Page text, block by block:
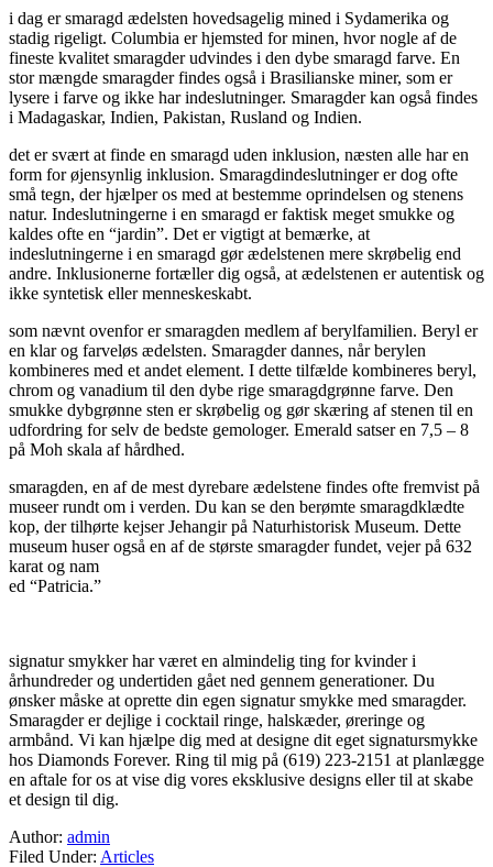
i dag er smaragd ædelsten hovedsagelig mined i Sydamerika og
stadig rigeligt. Columbia er hjemsted for minen, hvor nogle af de
fineste kvalitet smaragder udvindes i den dybe smaragd farve. En
stor mængde smaragder findes også i Brasilianske miner, som er
lysere i farve og ikke har indeslutninger. Smaragder kan også findes
i Madagaskar, Indien, Pakistan, Rusland og Indien.
det er svært at finde en smaragd uden inklusion, næsten alle har en
form for øjensynlig inklusion. Smaragdindeslutninger er dog ofte
små tegn, der hjælper os med at bestemme oprindelsen og stenens
natur. Indeslutningerne i en smaragd er faktisk meget smukke og
kaldes ofte en “jardin”. Det er vigtigt at bemærke, at
indeslutningerne i en smaragd gør ædelstenen mere skrøbelig end
andre. Inklusionerne fortæller dig også, at ædelstenen er autentisk og
ikke syntetisk eller menneskeskabt.
som nævnt ovenfor er smaragden medlem af berylfamilien. Beryl er
en klar og farveløs ædelsten. Smaragder dannes, når berylen
kombineres med et andet element. I dette tilfælde kombineres beryl,
chrom og vanadium til den dybe rige smaragdgrønne farve. Den
smukke dybgrønne sten er skrøbelig og gør skæring af stenen til en
udfordring for selv de bedste gemologer. Emerald satser en 7,5 – 8
på Moh skala af hårdhed.
smaragden, en af de mest dyrebare ædelstene findes ofte fremvist på
museer rundt om i verden. Du kan se den berømte smaragdklædte
kop, der tilhørte kejser Jehangir på Naturhistorisk Museum. Dette
museum huser også en af de største smaragder fundet, vejer på 632
karat og nam
ed “Patricia.”
signatur smykker har været en almindelig ting for kvinder i
århundreder og undertiden gået ned gennem generationer. Du
ønsker måske at oprette din egen signatur smykke med smaragder.
Smaragder er dejlige i cocktail ringe, halskæder, øreringe og
armbånd. Vi kan hjælpe dig med at designe dit eget signatursmykke
hos Diamonds Forever. Ring til mig på (619) 223-2151 at planlægge
en aftale for os at vise dig vores eksklusive designs eller til at skabe
et design til dig.
Author: admin
Filed Under: Articles